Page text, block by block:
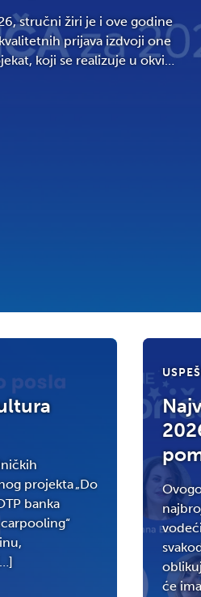
stručni žiri je i ove godine
prijava izdvoji one
koji se realizuje u okviru
projekta „Do
banka
će